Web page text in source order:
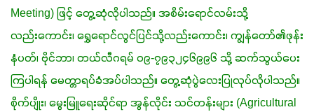
Meeting) ဖြင့် တွေ့ဆုံလိုပါသည်။ အစိမ်းရောင်လမ်းသို့
လည်းကောင်း၊ ရွှေရောင်လွင်ပြင်သို့လည်းကောင်း၊ ကျွန်တော်၏ဖုန်း
နံပတ်၊ ဗိုင်ဘာ၊ တယ်လီဂရမ် ၀၉-၇၉၃၂၄၆၉၉၆ သို့ ဆက်သွယ်ပေး
ကြပါရန် မေတ္တာရပ်ခံအပ်ပါသည်။ တွေ့ဆုံပွဲလေးပြုလုပ်လိုပါသည်။
စိုက်ပျိုး၊ မွေးမြူရေးဆိုင်ရာ အွန်လိုင်း သင်တန်းများ (Agricultural